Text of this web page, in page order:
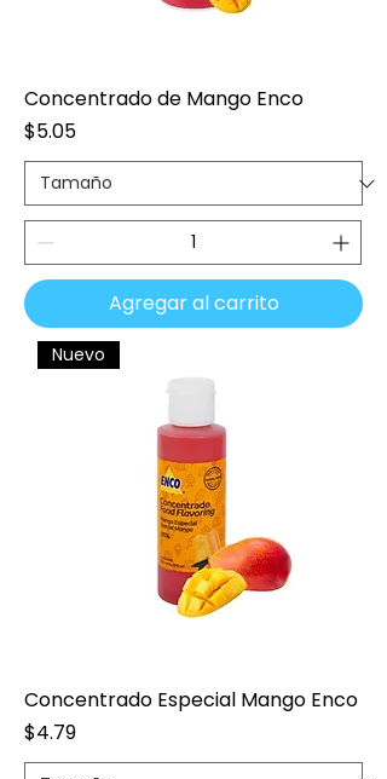
Concentrado de Mango Enco
Precio
$5.05
Agregar al carrito
Nuevo
Concentrado Especial Mango Enco
Precio
$4.79